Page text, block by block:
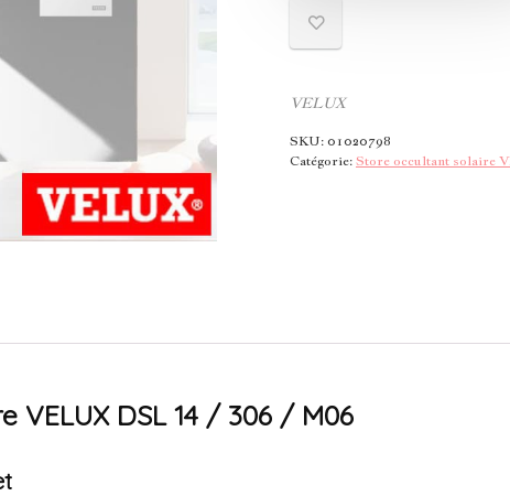
VELUX
SKU:01020798
Catégorie:Store occultant solaire
VELUX DSL 14 / 306 / M06